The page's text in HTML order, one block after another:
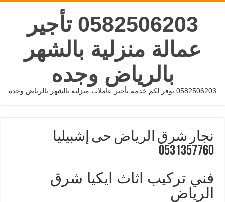
0582506203 تأجير
عمالة منزلية بالشهر
بالرياض وجده
0582506203 نوفر لكم خدمه تأجير عاملات منزلية بالشهر بالرياض وجده
نجار شرق الرياض حى إشبيليا
0531357760
فني تركيب اثاث ايكيا شرق
الرياض